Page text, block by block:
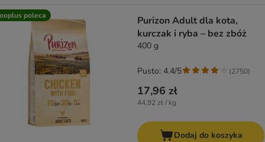
poleca
Purizon Adult dla kota,
kurczak i ryba – bez zbóż
400 g
17,96 zł
44,92 zł / kg
Pusto: 4.4/5 (2750)
Dodaj do koszyka